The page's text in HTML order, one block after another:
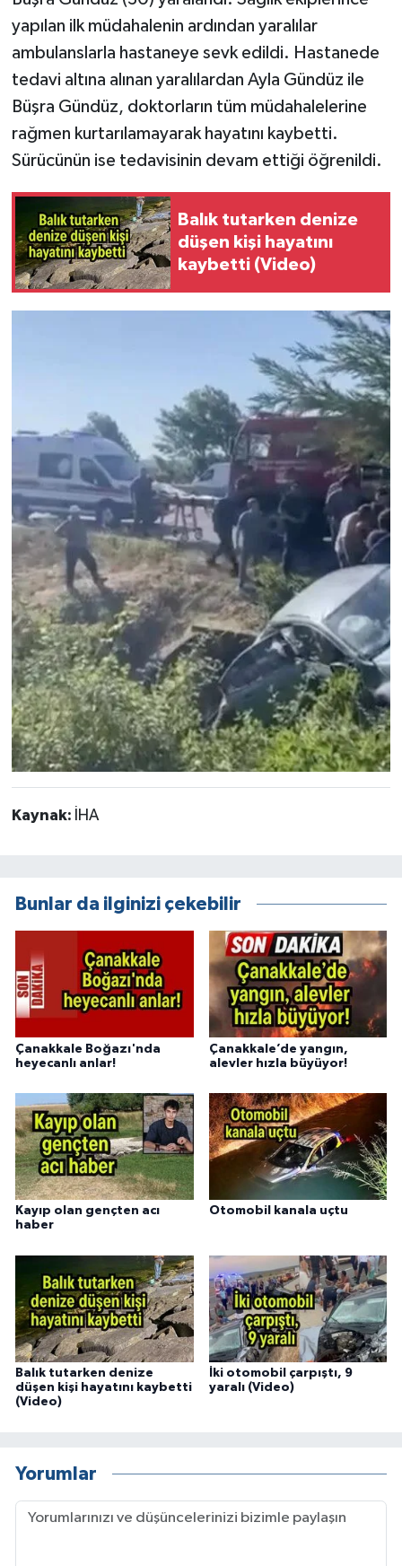
yapılan ilk müdahalenin ardından yaralılar
ambulanslarla hastaneye sevk edildi. Hastanede
tedavi altına alınan yaralılardan Ayla Gündüz ile
Büşra Gündüz, doktorların tüm müdahalelerine
rağmen kurtarılamayarak hayatını kaybetti.
Sürücünün ise tedavisinin devam ettiği öğrenildi.
Balık tutarken denize
düşen kişi hayatını
kaybetti (Video)
Kaynak: İHA
Bunlar da ilginizi çekebilir
Çanakkale Boğazı'nda
heyecanlı anlar!
Çanakkale’de yangın,
alevler hızla büyüyor!
Kayıp olan gençten acı
haber
Otomobil kanala uçtu
Balık tutarken denize
düşen kişi hayatını kaybetti
(Video)
İki otomobil çarpıştı, 9
yaralı (Video)
Yorumlar